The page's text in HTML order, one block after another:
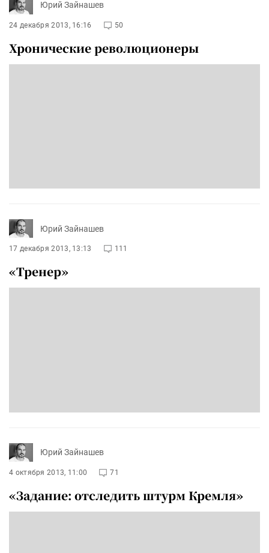
Юрий Зайнашев
24 декабря 2013, 16:16 50
Хронические революционеры
Юрий Зайнашев
17 декабря 2013, 13:13 111
«Тренер»
Юрий Зайнашев
4 октября 2013, 11:00 71
«Задание: отследить штурм Кремля»